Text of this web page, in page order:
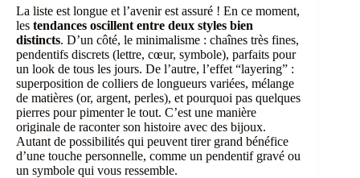
La liste est longue et l’avenir est assuré ! En ce moment,
les tendances oscillent entre deux styles bien
distincts. D’un côté, le minimalisme : chaînes très fines,
pendentifs discrets (lettre, cœur, symbole), parfaits pour
un look de tous les jours. De l’autre, l’effet “layering” :
superposition de colliers de longueurs variées, mélange
de matières (or, argent, perles), et pourquoi pas quelques
pierres pour pimenter le tout. C’est une manière
originale de raconter son histoire avec des bijoux.
Autant de possibilités qui peuvent tirer grand bénéfice
d’une touche personnelle, comme un pendentif gravé ou
un symbole qui vous ressemble.